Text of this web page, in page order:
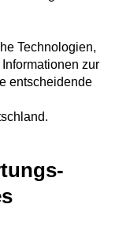
Technologien,
zur
entscheidende